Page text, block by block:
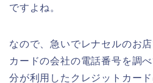
ですよね。
なので、急いでレナセルのお
カードの会社の電話番号を調
分が利用したクレジットカー